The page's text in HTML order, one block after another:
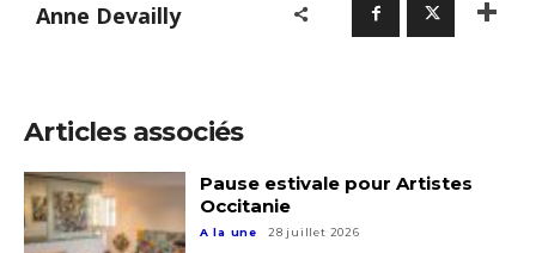
Prénom
Adresse email*
Anne Devailly
Articles associés
Pause estivale pour Artistes
Occitanie
A la une 28 juillet 2026